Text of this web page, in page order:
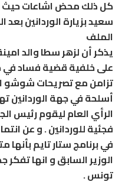
كل ذلك محض اشاعات حيث
سعيد بزيارة الوردانين بعد
الملف
يذكر أن لزهر سطا والد
على خلفية قضية فساد في
تزامن مع تصريحات شوشو
أسلحة في جهة الوردانين
الرأي العام ليقوم رئيس
فجئية للوردانين . و عن
في برنامج ستار تايم بأنها
الوزير السابق و انها تفكر
تونس .